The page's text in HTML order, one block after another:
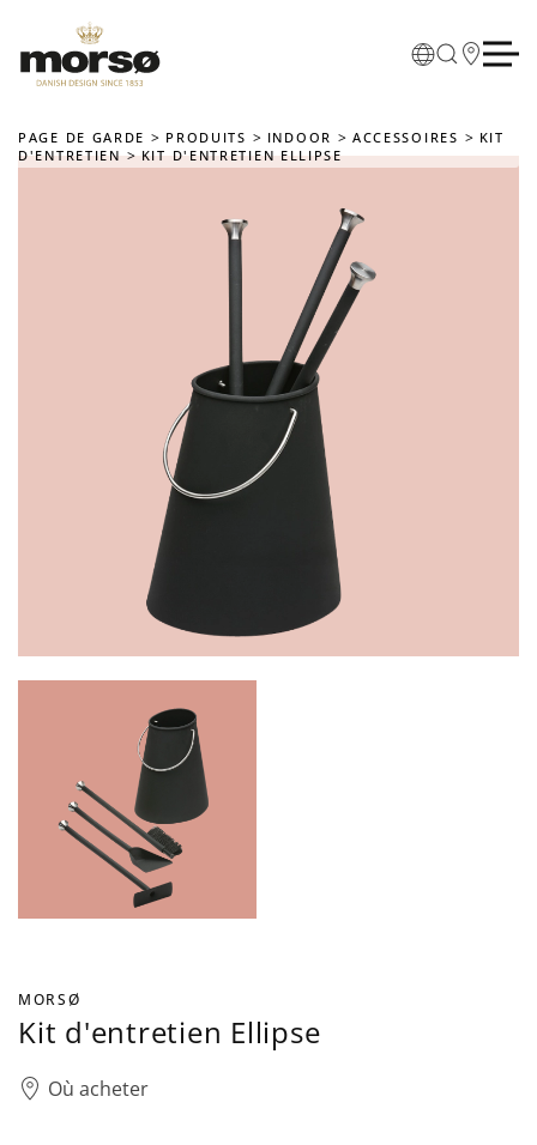
Skip to main content
PAGE DE GARDE PRODUITS INDOOR ACCESSOIRES
KIT
D'ENTRETIEN
KIT D'ENTRETIEN ELLIPSE
MORSØ
Kit d'entretien Ellipse
Où acheter